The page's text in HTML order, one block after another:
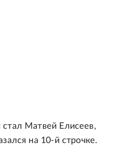
Матвей Елисеев,
на 10-й строчке.